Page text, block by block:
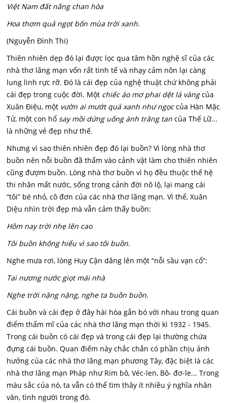
Việt Nam đất nắng chan hòa
Hoa thơm quả ngọt bốn mùa trời xanh.
(Nguyễn Đình Thi)
Thiên nhiên dẹp đó lại được lọc qua tâm hồn nghệ sĩ của các
nhà thơ lãng mạn vốn rất tinh tế và nhạy cảm nôn lại càng
lung linh rực rỡ. Đó là cái đẹp của nghệ thuật chứ không phải
cái đẹp trong cuộc đời. Một chiếc áo mơ phai dệt lá vàngcủa
Xuân Điệu, một vườn ai mướt quá xanh như ngọccủa Hàn Mặc
Tử, một con hổ say mồi dứng uống ánh trăng tancủa Thế Lữ...
là những vẻ đẹp như thế.
Nhưng vì sao thiên nhiên đẹp đó lại buồn? Vì lòng nhà thơ
buồn nên nỗi buồn đã thấm vào cảnh vật làm cho thiên nhiên
cũng đượm buồn. Lòng nhà thơ buồn vì họ đều thuộc thế hệ
thi nhân mất nước, sống trong cảnh đời nô lộ, lại mang cái
“tôi” bé nhỏ, cô đơn của các nhà thơ lãng mạn. Vì thế, Xuân
Diệu nhìn trời đẹp mà vẫn cảm thấy buồn:
Hôm nay trời nhẹ lên cao
Tôi buồn không hiểu vì sao tôi buồn.
Nghe mưa rơi, lòng Huy Cận dâng lên một “nỗi sầu vạn cổ”:
Tai nương nước giọt mái nhà
Nghe trời nặng nặng, nghe ta buồn buồn.
Cái buồn và cái đẹp ở đây hài hòa gắn bó với nhau trong quan
điểm thẩm mĩ của các nhà thơ lãng mạn thời kì 1932 - 1945.
Trong cái buồn có cái đẹp và trong cái đẹp lại thường chứa
đựng cái buồn. Quan điếm này chắc chắn có phần chịu ảnh
hưởng của các nhà thơ lãng mạn phương Tây, đặc biệt là các
nhà thơ lãng mạn Pháp như Rim bô, Véc-len, Bô- đơ-le... Trong
màu sắc của nó, ta vẫn có thể tìm thây ít nhiều ý nghĩa nhân
văn, tình người trong đó.